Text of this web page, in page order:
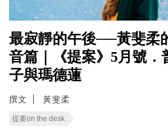
最寂靜的午後──黃斐柔
音篇｜《提案》5月號．
子與瑪德蓮
撰文 黃斐柔
提案on the desk